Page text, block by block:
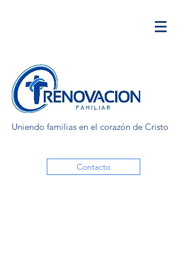
Uniendo familias en el corazón de Cristo
Contacto